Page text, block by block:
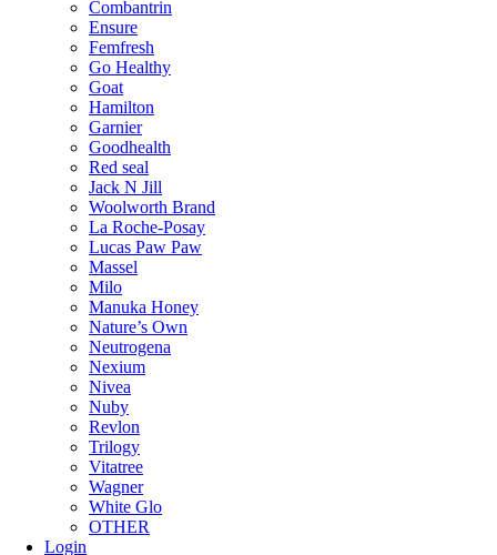
Combantrin
Ensure
Femfresh
Go Healthy
Goat
Hamilton
Garnier
Goodhealth
Red seal
Jack N Jill
Woolworth Brand
La Roche-Posay
Lucas Paw Paw
Massel
Milo
Manuka Honey
Nature’s Own
Neutrogena
Nexium
Nivea
Nuby
Revlon
Trilogy
Vitatree
Wagner
White Glo
OTHER
Login